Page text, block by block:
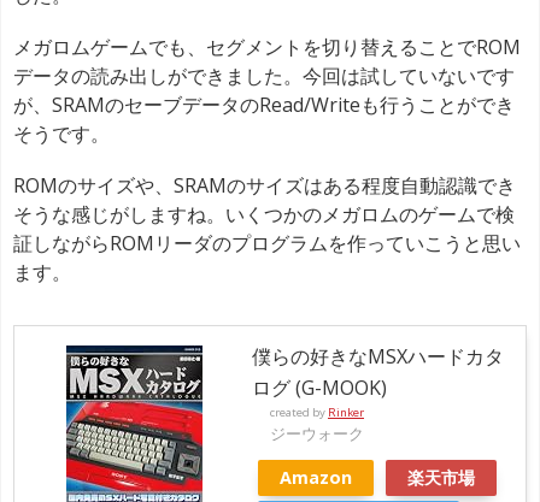
メガロムゲームでも、セグメントを切り替えることでROM
データの読み出しができました。今回は試していないです
が、SRAMのセーブデータのRead/Writeも行うことができ
そうです。
ROMのサイズや、SRAMのサイズはある程度自動認識でき
そうな感じがしますね。いくつかのメガロムのゲームで検
証しながらROMリーダのプログラムを作っていこうと思い
ます。
僕らの好きなMSXハードカタ
ログ (G-MOOK)
created by Rinker
ジーウォーク
Amazon
楽天市場